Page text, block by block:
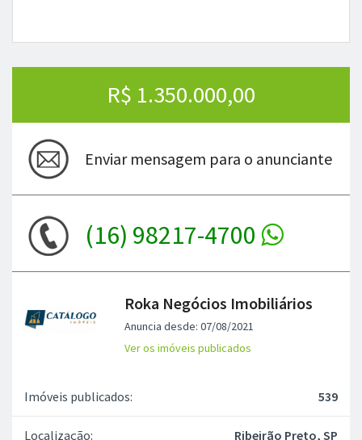
R$ 1.350.000,00
Enviar mensagem para o anunciante
(16) 98217-4700
Roka Negócios Imobiliários
Anuncia desde: 07/08/2021
Ver os imóveis publicados
Imóveis publicados: 539
Localização: Ribeirão Preto, SP